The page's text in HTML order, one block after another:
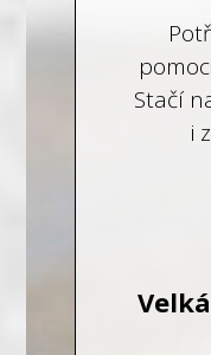
Stačí
i